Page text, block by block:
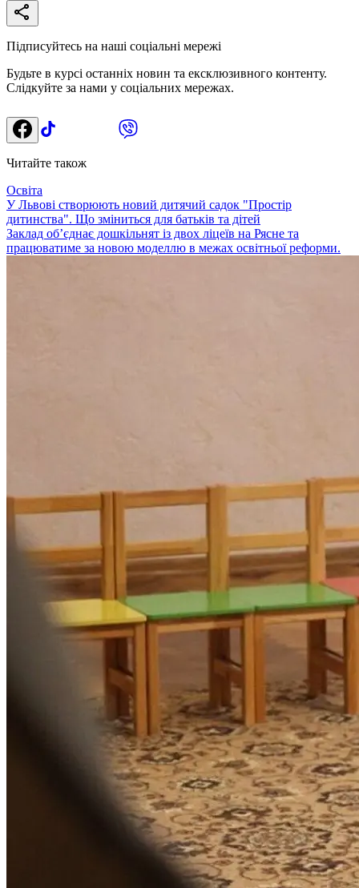
Підписуйтесь на наші соціальні мережі
Будьте в курсі останніх новин та ексклюзивного контенту.
Слідкуйте за нами у соціальних мережах.
Читайте також
Освіта
У Львові створюють новий дитячий садок "Простір
дитинства". Що зміниться для батьків та дітей
Заклад об’єднає дошкільнят із двох ліцеїв на Рясне та
працюватиме за новою моделлю в межах освітньої реформи.